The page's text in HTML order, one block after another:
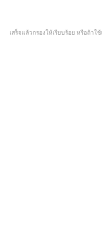
เสร็จแล้วกรองให้เรียบร้อย หรือถ้า